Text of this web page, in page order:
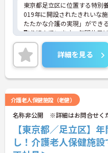
東京都足立区に位置する特別
019年に開設されたきれいな
たたかな介護の実現」ができ
取り組んでいます。年間休日
均4時間程度と少なく、プラ
やすいです。ご興味ある方に
など、さらに詳細をお話しい
ご相談ください！
詳細を見る
介護老人保健施設（老健）
名称非公開 ※詳細はお問合せく
【東京都／足立区】
し！介護老人保健施